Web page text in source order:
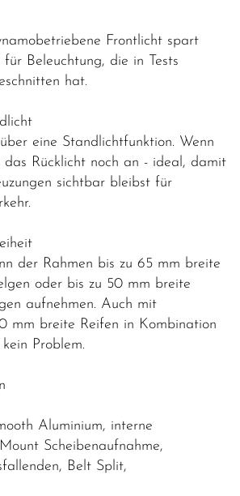
Frontlicht spart
Beleuchtung, die in Tests
hat.
eine Standlichtfunktion. Wenn
Rücklicht noch an - ideal, damit
sichtbar bleibst für
der Rahmen bis zu 65 mm breite
oder bis zu 50 mm breite
aufnehmen. Auch mit
mm breite Reifen in Kombination
Problem.
Aluminium, interne
Scheibenaufnahme,
Belt Split,